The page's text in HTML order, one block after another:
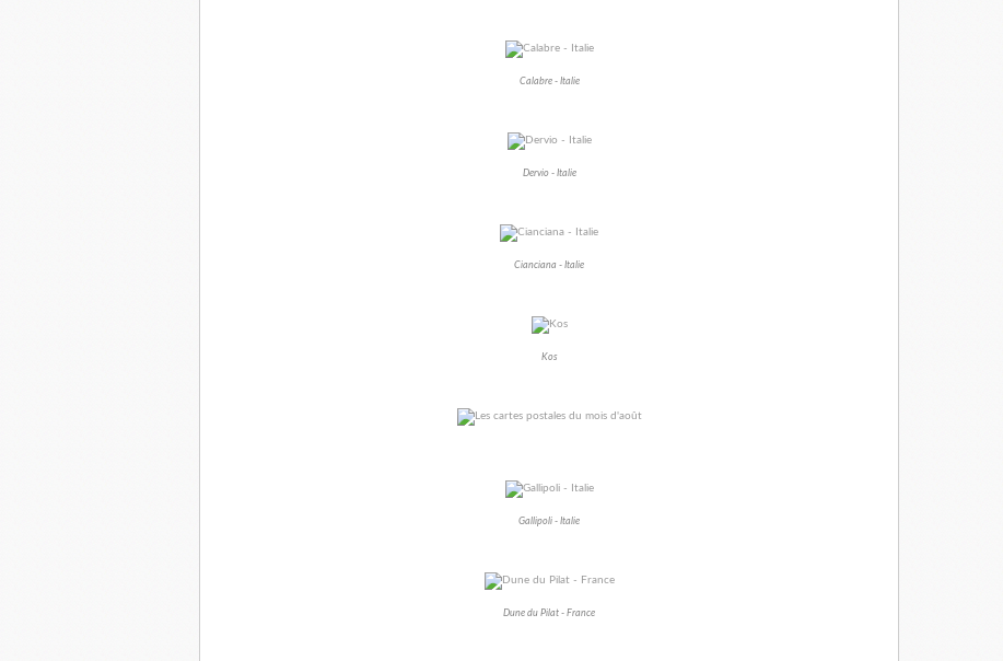
Calabre - Italie
Dervio - Italie
Cianciana - Italie
Kos
Gallipoli - Italie
Dune du Pilat - France